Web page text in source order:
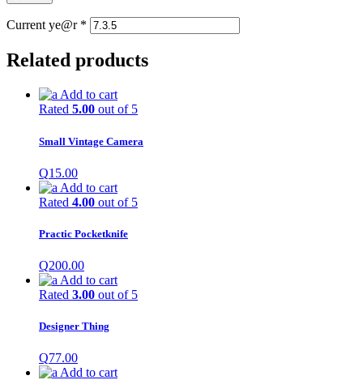
Current ye@r *
Related products
Add to cart
Rated 5.00 out of 5
Small Vintage Camera
Q15.00
Add to cart
Rated 4.00 out of 5
Practic Pocketknife
Q200.00
Add to cart
Rated 3.00 out of 5
Designer Thing
Q77.00
Add to cart